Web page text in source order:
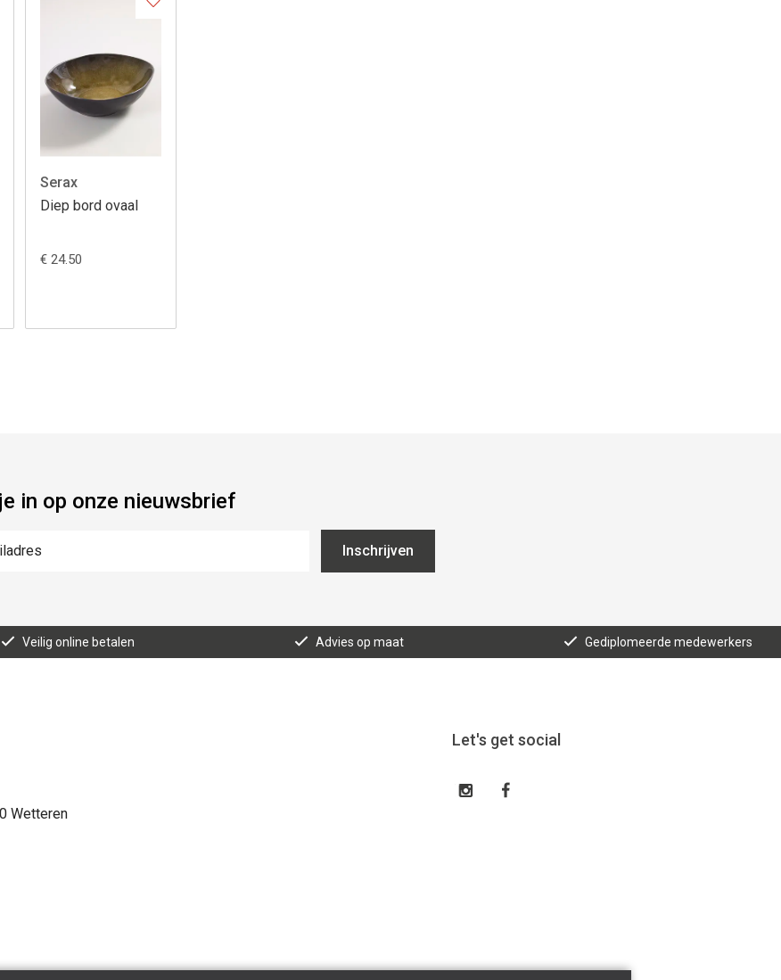
Serax
Diep bord ovaal
€ 24.50
in op onze nieuwsbrief
Inschrijven
Veilig online betalen Advies op maat Gediplomeerde medewerkers
Wetteren
Let's get social